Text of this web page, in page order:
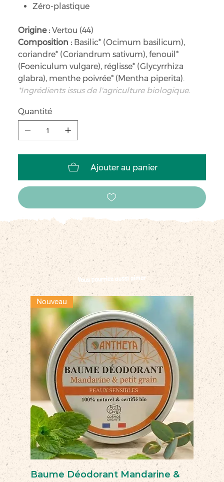
Zéro-plastique
Origine :Vertou (44)
Composition : Basilic* (Ocimum basilicum),
coriandre* (Coriandrum sativum), fenouil*
(Foeniculum vulgare), réglisse* (Glycyrrhiza
glabra), menthe poivrée* (Mentha piperita).
*Ingrédients issus de l'agriculture biologique.
Quantité
Ajouter au panier
Vous pourriez aussi aimer
Nouveau
Baume Déodorant Mandarine &